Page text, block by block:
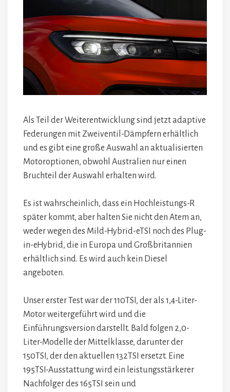
Als Teil der Weiterentwicklung sind jetzt adaptive
Federungen mit Zweiventil-Dämpfern erhältlich
und es gibt eine große Auswahl an aktualisierten
Motoroptionen, obwohl Australien nur einen
Bruchteil der Auswahl erhalten wird.
Es ist wahrscheinlich, dass ein Hochleistungs-R
später kommt, aber halten Sie nicht den Atem an,
weder wegen des Mild-Hybrid-eTSI noch des Plug-
in-eHybrid, die in Europa und Großbritannien
erhältlich sind. Es wird auch kein Diesel
angeboten.
Unser erster Test war der 110TSI, der als 1,4-Liter-
Motor weitergeführt wird und die
Einführungsversion darstellt. Bald folgen 2,0-
Liter-Modelle der Mittelklasse, darunter der
150TSI, der den aktuellen 132TSI ersetzt. Eine
195TSI-Ausstattung wird ein leistungsstärkerer
Nachfolger des 165TSI sein und